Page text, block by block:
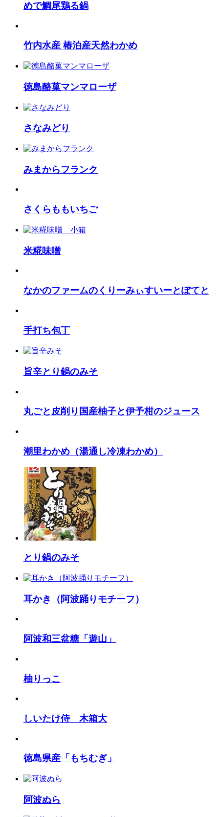
めで鯛尾鶏る鍋
竹内水産 椿泊産天然わかめ
徳島酪菓マンマローザ
さなみどり
みまからフランク
さくらももいちご
米糀味噌
なかのファームのくりーみぃすいーとぽてと
手打ち包丁
旨辛とり鍋のみそ
丸ごと皮削り国産柚子と伊予柑のジュース
潮里わかめ（湯通し冷凍わかめ）
とり鍋のみそ
耳かき（阿波踊りモチーフ）
阿波和三盆糖「遊山」
柚りっこ
しいたけ侍 木箱大
徳島県産「もちむぎ」
阿波ぬら